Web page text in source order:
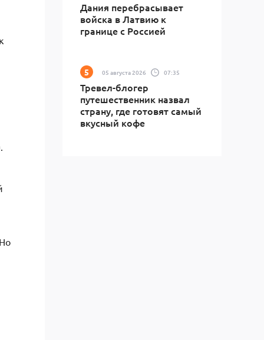
Дания перебрасывает
войска в Латвию к
границе с Россией
05 августа 2026 07:35
Тревел-блогер
путешественник назвал
страну, где готовят самый
вкусный кофе